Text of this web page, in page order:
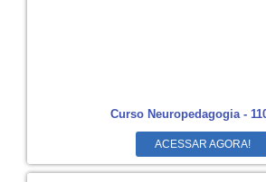
Curso Neuropedagogia -
ACESSAR AGORA!